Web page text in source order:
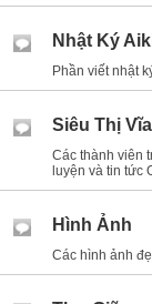
Nhật Ký
Phần viết nhật
Siêu Thị
Các thành viên
luyện và tin tức
Hình Ảnh
Các hình ảnh